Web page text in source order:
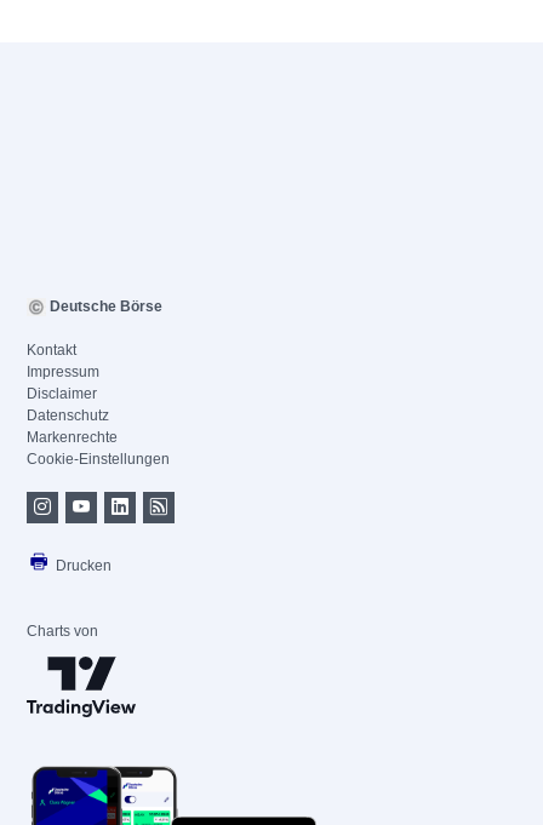
Deutsche Börse
Kontakt
Impressum
Disclaimer
Datenschutz
Markenrechte
Cookie-Einstellungen
Drucken
Charts von